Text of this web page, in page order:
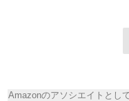
Amazonのアソシエイトとし